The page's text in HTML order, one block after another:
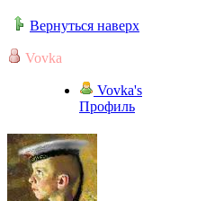
Вернуться наверх
Vovka
Vovka's
Профиль